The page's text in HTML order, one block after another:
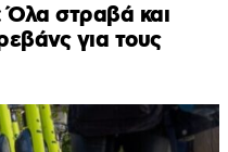
στραβά και
για τους